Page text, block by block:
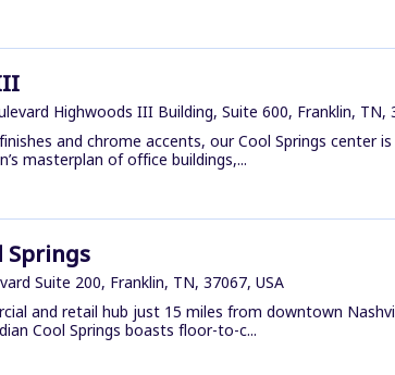
Highwoods III Building, Suite 600, Franklin, TN,
and chrome accents, our Cool Springs center
masterplan of office buildings,...
Springs
Suite 200, Franklin, TN, 37067, USA
and retail hub just 15 miles from downtown
Cool Springs boasts floor-to-c...